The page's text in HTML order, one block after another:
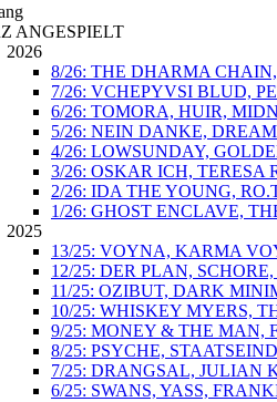
ANGESPIELT
2026
8/26: THE DHARMA
7/26: VCHEPYVSI BLUD,
6/26: TOMORA, HUIR,
5/26: NEIN DANKE,
4/26: LOWSUNDAY,
3/26: OSKAR ICH,
2/26: IDA THE YOUNG,
1/26: GHOST ENCLAVE,
2025
13/25: VOYNA, KARMA
12/25: DER PLAN,
11/25: OZIBUT, DARK
10/25: WHISKEY MYERS,
9/25: MONEY & THE MAN,
8/25: PSYCHE,
7/25: DRANGSAL, JULIAN
6/25: SWANS, YASS,